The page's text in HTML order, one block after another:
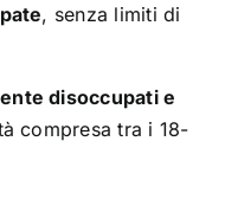
, senza limiti di
disoccupati e
compresa tra i 18-